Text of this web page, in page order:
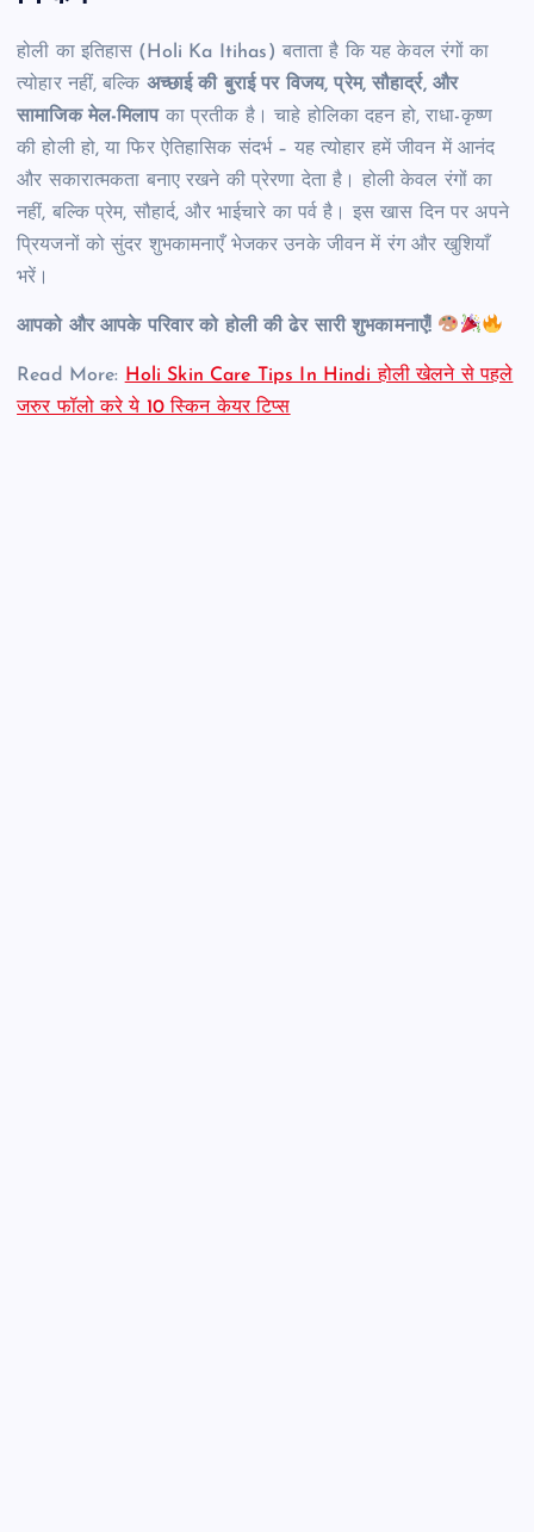
होली का इतिहास (Holi Ka Itihas) बताता है कि यह केवल रंगों का
त्योहार नहीं, बल्कि अच्छाई की बुराई पर विजय, प्रेम, सौहार्द्र, और
सामाजिक मेल-मिलापका प्रतीक है। चाहे होलिका दहन हो, राधा-कृष्ण
की होली हो, या फिर ऐतिहासिक संदर्भ – यह त्योहार हमें जीवन में आनंद
और सकारात्मकता बनाए रखने की प्रेरणा देता है। होली केवल रंगों का
नहीं, बल्कि प्रेम, सौहार्द, और भाईचारे का पर्व है। इस खास दिन पर अपने
प्रियजनों को सुंदर शुभकामनाएँ भेजकर उनके जीवन में रंग और खुशियाँ
भरें।
आपको और आपके परिवार को होली की ढेर सारी शुभकामनाएँ!
Read More: Holi Skin Care Tips In Hindi होली खेलने से पहले
जरुर फॉलो करे ये 10 स्किन केयर टिप्स